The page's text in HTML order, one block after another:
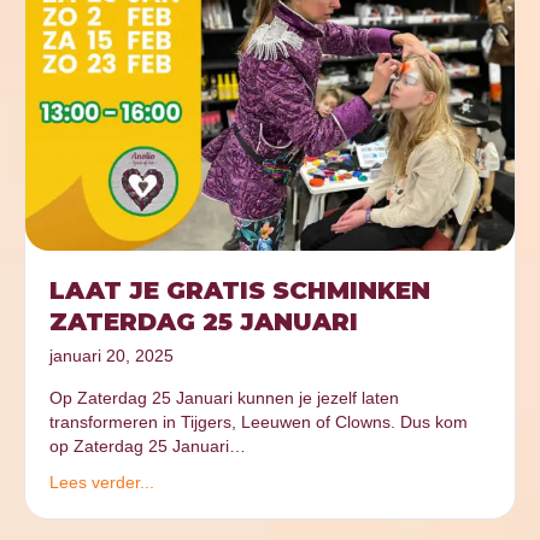
LAAT JE GRATIS SCHMINKEN
ZATERDAG 25 JANUARI
januari 20, 2025
Op Zaterdag 25 Januari kunnen je jezelf laten
transformeren in Tijgers, Leeuwen of Clowns. Dus kom
op Zaterdag 25 Januari…
Lees verder...